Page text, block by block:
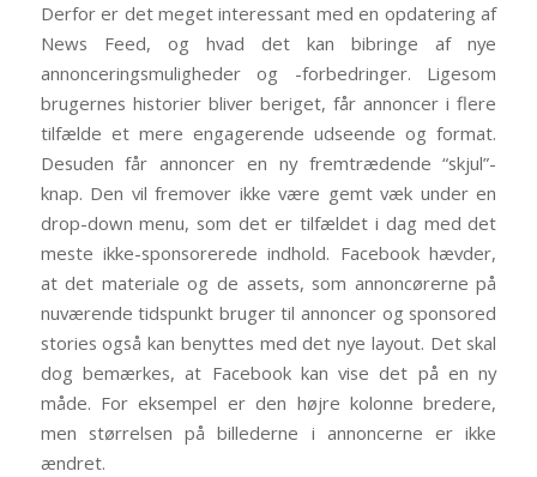
Derfor er det meget interessant med en opdatering af
News Feed, og hvad det kan bibringe af nye
annonceringsmuligheder og -forbedringer. Ligesom
brugernes historier bliver beriget, får annoncer i flere
tilfælde et mere engagerende udseende og format.
Desuden får annoncer en ny fremtrædende “skjul”-
knap. Den vil fremover ikke være gemt væk under en
drop-down menu, som det er tilfældet i dag med det
meste ikke-sponsorerede indhold. Facebook hævder,
at det materiale og de assets, som annoncørerne på
nuværende tidspunkt bruger til annoncer og sponsored
stories også kan benyttes med det nye layout. Det skal
dog bemærkes, at Facebook kan vise det på en ny
måde. For eksempel er den højre kolonne bredere,
men størrelsen på billederne i annoncerne er ikke
ændret.